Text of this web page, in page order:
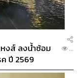
งส์ ลงน้ำซ้อม
ปี 2569
...